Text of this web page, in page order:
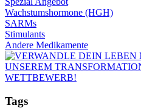
Wachstumshormone (HGH)
SARMs
Stimulants
Andere Medikamente
Tags